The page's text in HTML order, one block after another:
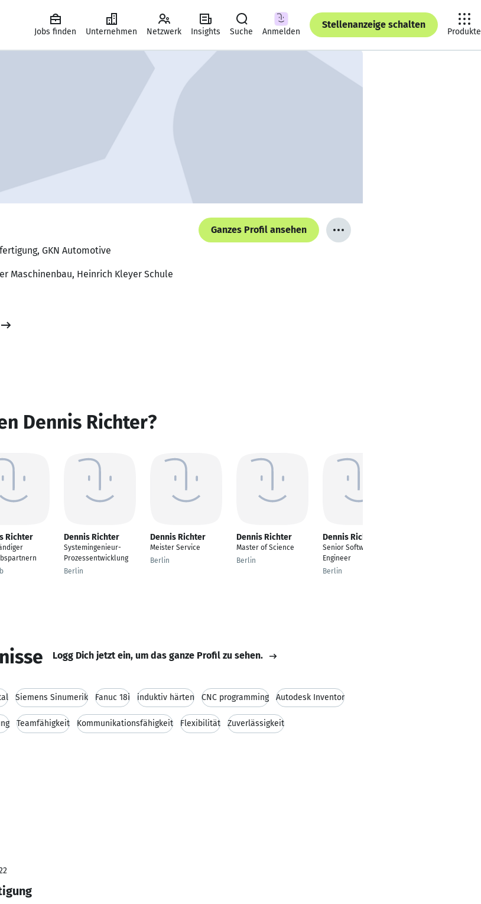
Jobs finden Unternehmen Netzwerk Insights Suche Anmelden
Stellenanzeige schalten
Produkte
Ganzes Profil ansehen
GKN Automotive
Maschinenbau, Heinrich Kleyer Schule
Dennis Richter?
Richter Dennis Richter
Systemingenieur-
Prozessentwicklung
Berlin
Dennis Richter
Meister Service
Berlin
Dennis Richter
Master of Science
Berlin
Dennis Richter
Senior Software
Engineer
Berlin
Logg Dich jetzt ein, um das ganze Profil zu sehen.
Siemens Sinumerik Fanuc 18i induktiv härten CNC programming Autodesk Inventor
Teamfähigkeit Kommunikationsfähigkeit Flexibilität Zuverlässigkeit